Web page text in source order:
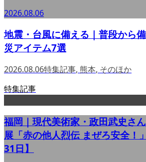
2026.08.06
地震・台風に備える｜普段から
災アイテム7選
2026.08.06特集記事, 熊本, そのほか
特集記事
福岡｜現代美術家・政田武史さ
展「赤の他人烈伝 まぜろ安全！
31日】